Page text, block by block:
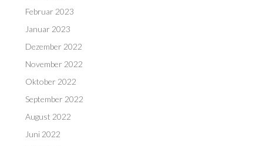
Februar 2023
Januar 2023
Dezember 2022
November 2022
Oktober 2022
September 2022
August 2022
Juni 2022